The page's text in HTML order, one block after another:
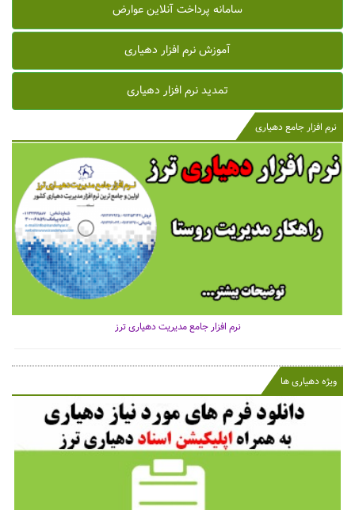
سامانه پرداخت آنلاین عوارض
آموزش نرم افزار دهیاری
تمدید نرم افزار دهیاری
نرم افزار جامع دهیاری
نرم افزار جامع مدیریت دهیاری ترز
ویژه دهیاری ها